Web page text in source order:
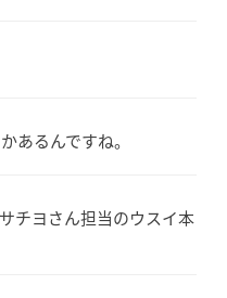
あるんですね。
チヨさん担当のウスイ本